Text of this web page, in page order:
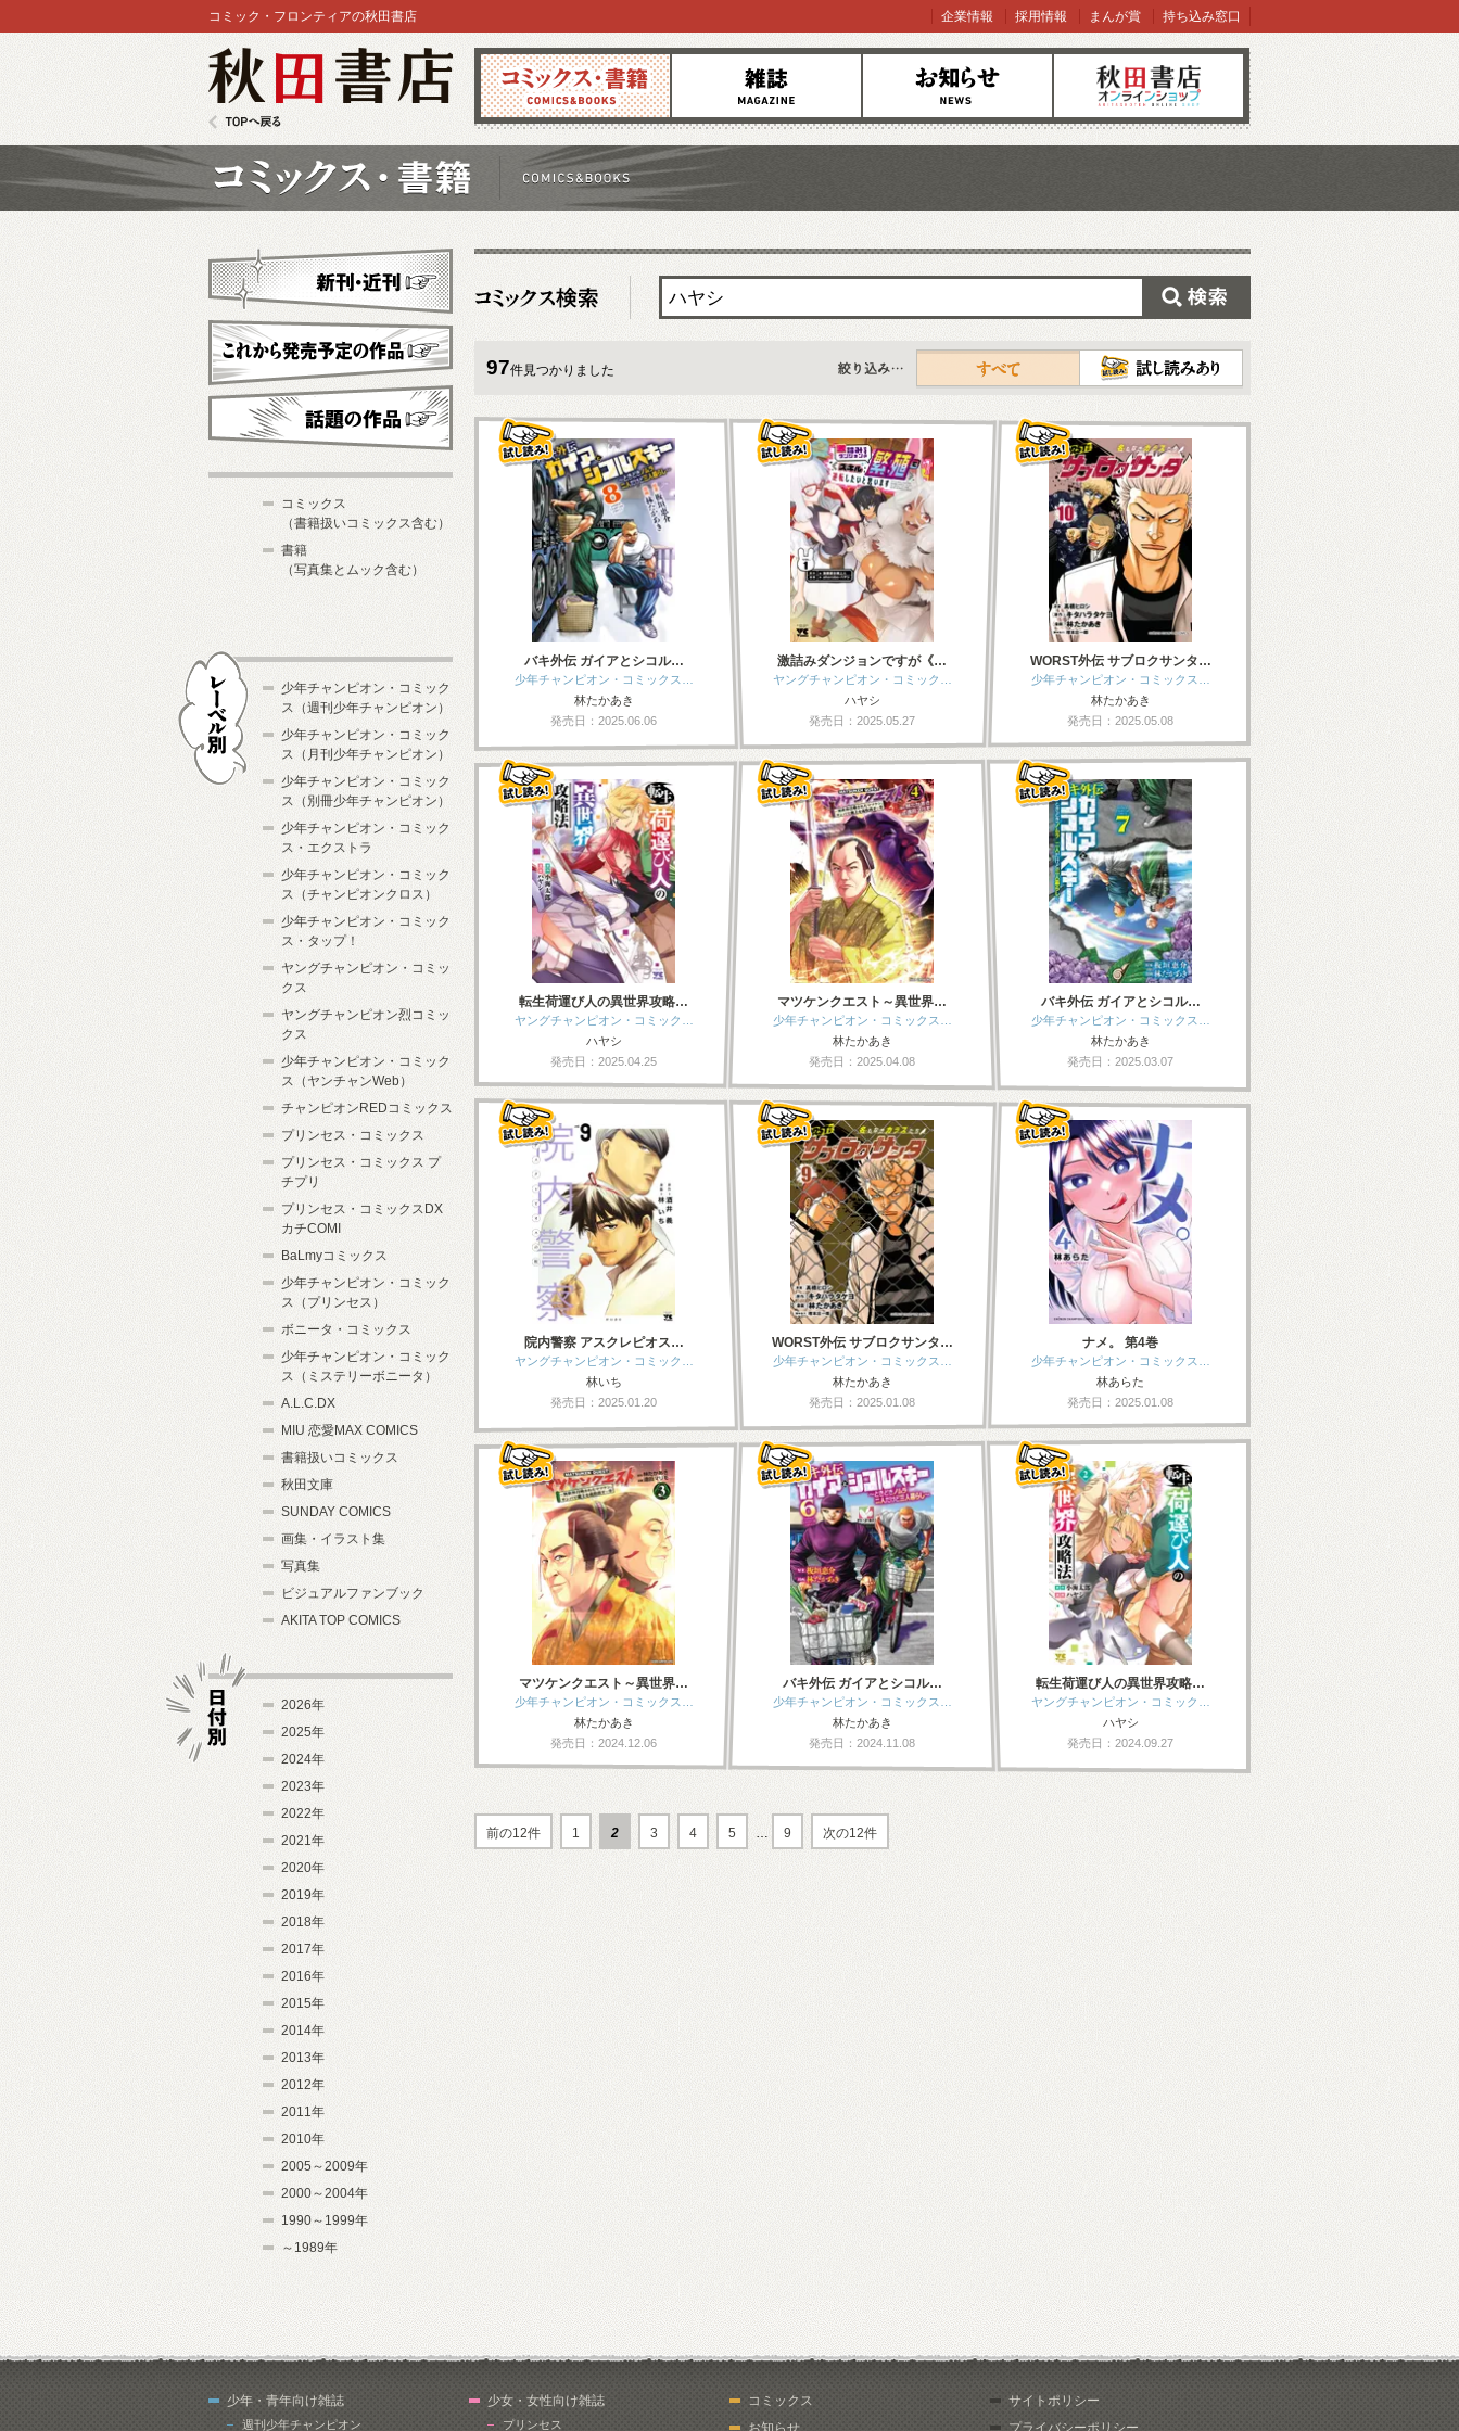
コミックス 雑誌 お知らせ オンラインショップ
コミック・フロンティアの秋田書店 企業情報 採用情報 まんが賞 持ち込み窓口
97件見つかりました
すべて
バキ外伝 ガイアとシコル…
少年チャンピオン・コミックス…
林たかあき
発売日：2025.06.06
激詰みダンジョンですが《…
ヤングチャンピオン・コミック…
ハヤシ
発売日：2025.05.27
WORST外伝 サブロクサンタ…
少年チャンピオン・コミックス…
林たかあき
発売日：2025.05.08
転生荷運び人の異世界攻略…
ヤングチャンピオン・コミック…
ハヤシ
発売日：2025.04.25
マツケンクエスト～異世界…
少年チャンピオン・コミックス…
林たかあき
発売日：2025.04.08
バキ外伝 ガイアとシコル…
少年チャンピオン・コミックス…
林たかあき
発売日：2025.03.07
院内警察 アスクレピオス…
ヤングチャンピオン・コミック…
林いち
発売日：2025.01.20
WORST外伝 サブロクサンタ…
少年チャンピオン・コミックス…
林たかあき
発売日：2025.01.08
ナメ。 第4巻
少年チャンピオン・コミックス…
林あらた
発売日：2025.01.08
マツケンクエスト～異世界…
少年チャンピオン・コミックス…
林たかあき
発売日：2024.12.06
バキ外伝 ガイアとシコル…
少年チャンピオン・コミックス…
林たかあき
発売日：2024.11.08
転生荷運び人の異世界攻略…
ヤングチャンピオン・コミック…
ハヤシ
発売日：2024.09.27
前の12件 1 2 3 4 5 … 9 次の12件
新刊・近刊
これから発売予定
コミックス
（書籍扱いコミックス含む）
書籍
（写真集とムック含む）
少年チャンピオン・コミック
ス（週刊少年チャンピオン）
少年チャンピオン・コミック
ス（月刊少年チャンピオン）
少年チャンピオン・コミック
ス（別冊少年チャンピオン）
少年チャンピオン・コミック
ス・エクストラ
少年チャンピオン・コミック
ス（チャンピオンクロス）
少年チャンピオン・コミック
ス・タップ！
ヤングチャンピオン・コミッ
クス
ヤングチャンピオン烈コミッ
クス
少年チャンピオン・コミック
ス（ヤンチャンWeb）
チャンピオンREDコミックス
プリンセス・コミックス
プリンセス・コミックス プ
チプリ
プリンセス・コミックスDX
カチCOMI
BaLmyコミックス
少年チャンピオン・コミック
ス（プリンセス）
ボニータ・コミックス
少年チャンピオン・コミック
ス（ミステリーボニータ）
A.L.C.DX
MIU 恋愛MAX COMICS
書籍扱いコミックス
秋田文庫
SUNDAY COMICS
画集・イラスト集
写真集
ビジュアルファンブック
AKITA TOP COMICS
2026年
2025年
2024年
2023年
2022年
2021年
2020年
2019年
2018年
2017年
2016年
2015年
2014年
2013年
2012年
2011年
2010年
2005～2009年
2000～2004年
1990～1999年
～1989年
少年・青年向け雑誌
週刊少年チャンピオン
少女・女性向け雑誌
プリンセス
コミックス
お知らせ
サイトポリシー
プライバシーポリシー